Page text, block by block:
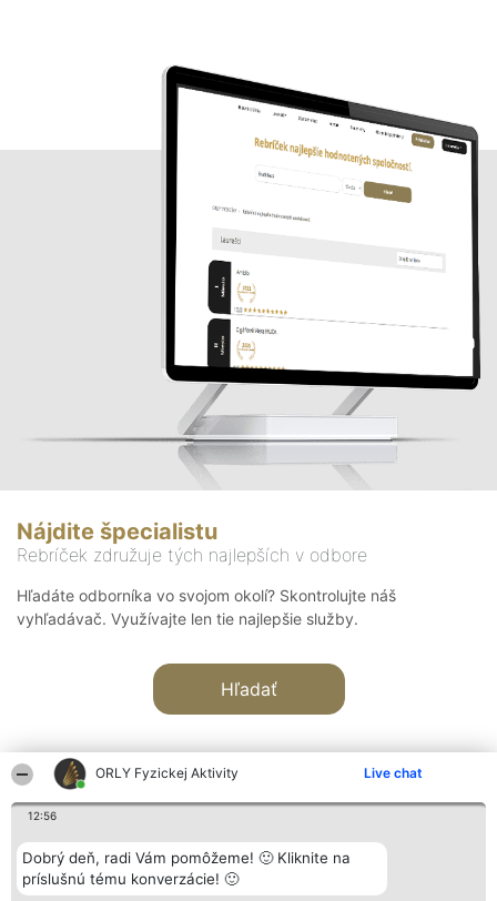
ORLY Fyzickej Aktivity Live chat
12:56
Dobrý deň, radi Vám pomôžeme! 🙂 Kliknite na
príslušnú tému konverzácie! 🙂
Nájdite špecialistu
Rebríček združuje tých najlepších v odbore
Hľadáte odborníka vo svojom okolí? Skontrolujte náš
vyhľadávač. Využívajte len tie najlepšie služby.
Hľadať
Organizátor hodnotenia
Bright Side Solutions sp. z o.
o. sp. k.
Hodnotenie
Laureáti
Lista
Kontakt
Kontakt